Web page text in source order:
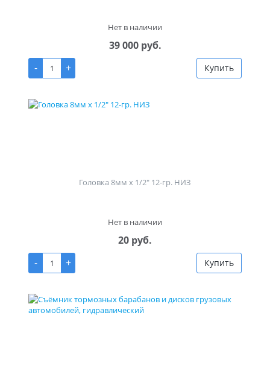
Нет в наличии
39 000 руб.
-
+ Купить
Головка 8мм х 1/2" 12-гр. НИЗ
Нет в наличии
20 руб.
-
+ Купить